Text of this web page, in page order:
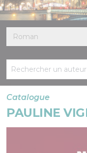
Catalogue
PAULINE